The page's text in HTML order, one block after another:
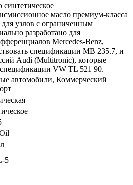
синтетическое
масло премиум-класса
узлов с ограниченным
разработано для
Mercedes-Benz,
спецификации MB 235.7, и
Audi (Multitronic), которые
VW TL 521 90.
автомобили, Коммерческий
5